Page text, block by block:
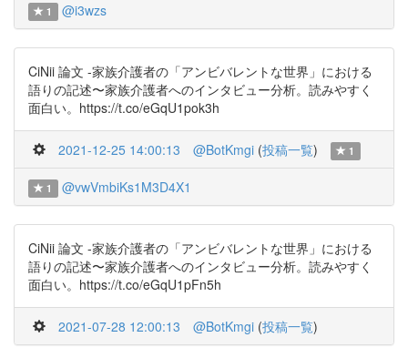
1 @i3wzs
CiNii 論文 -家族介護者の「アンビバレントな世界」における
語りの記述〜家族介護者へのインタビュー分析。読みやすく
面白い。https://t.co/eGqU1pok3h
2021-12-25 14:00:13 @BotKmgi (投稿一覧) 1
1 @vwVmbiKs1M3D4X1
CiNii 論文 -家族介護者の「アンビバレントな世界」における
語りの記述〜家族介護者へのインタビュー分析。読みやすく
面白い。https://t.co/eGqU1pFn5h
2021-07-28 12:00:13 @BotKmgi (投稿一覧)